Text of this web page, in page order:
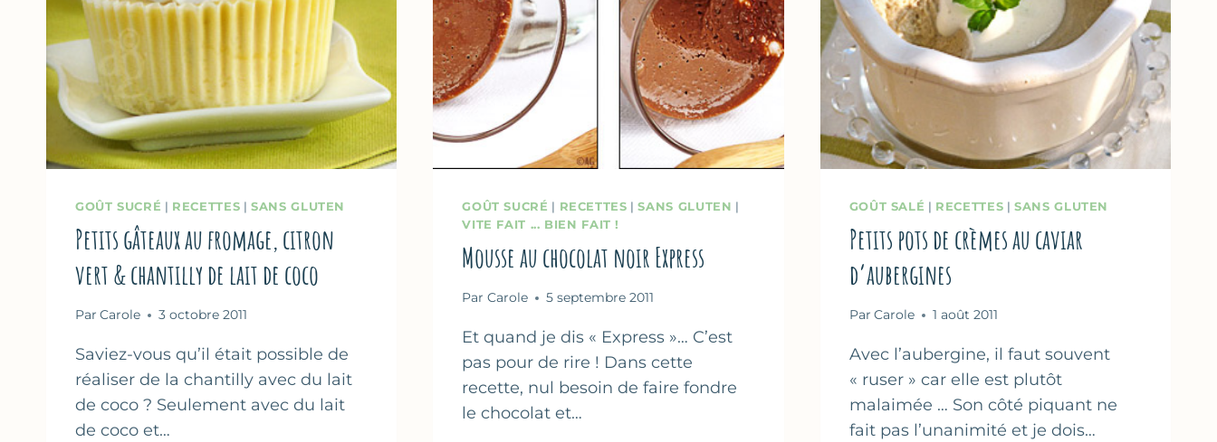
GOÛT SUCRÉ | RECETTES |SANS GLUTEN
Petits gâteaux au fromage, citron
vert & chantilly de lait de coco
Par Carole 3 octobre 2011
Saviez-vous qu’il était possible de
réaliser de la chantilly avec du lait
de coco ? Seulement avec du lait
de coco et…
GOÛT SUCRÉ | RECETTES |SANS GLUTEN |
VITE FAIT ... BIEN FAIT !
Mousse au chocolat noir Express
Par Carole 5 septembre 2011
Et quand je dis « Express »… C’est
pas pour de rire ! Dans cette
recette, nul besoin de faire fondre
le chocolat et…
GOÛT SALÉ | RECETTES |SANS GLUTEN
Petits pots de crèmes au caviar
d’aubergines
Par Carole 1 août 2011
Avec l’aubergine, il faut souvent
« ruser » car elle est plutôt
malaimée … Son côté piquant ne
fait pas l’unanimité et je dois…